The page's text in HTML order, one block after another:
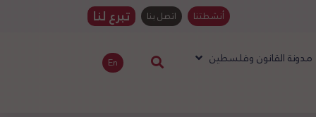
أنشطتنا اتصل بنا تبرع لنا
مدونة القانون وفلسطين En